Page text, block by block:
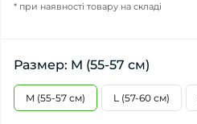
* при наявності товару на складі
Размер: M (55-57 см)
M (55-57 см) L (57-60 см)